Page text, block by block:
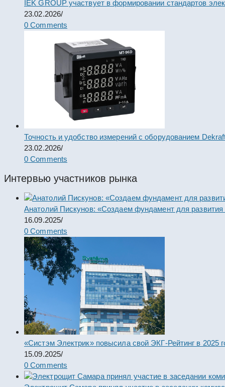
IEK GROUP участвует в формировании стандартов
23.02.2026/
0 Comments
Точность и удобство измерений с оборудованием
23.02.2026/
0 Comments
Интервью участников рынка
Анатолий Пискунов: «Создаем фундамент для развития
16.09.2025/
0 Comments
«Систэм Электрик» повысила свой ЭКГ-Рейтинг в 2025
15.09.2025/
0 Comments